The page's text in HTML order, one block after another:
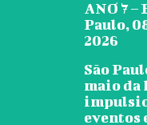
ANO 7 –
Paulo,
2026
São
maio
eventos